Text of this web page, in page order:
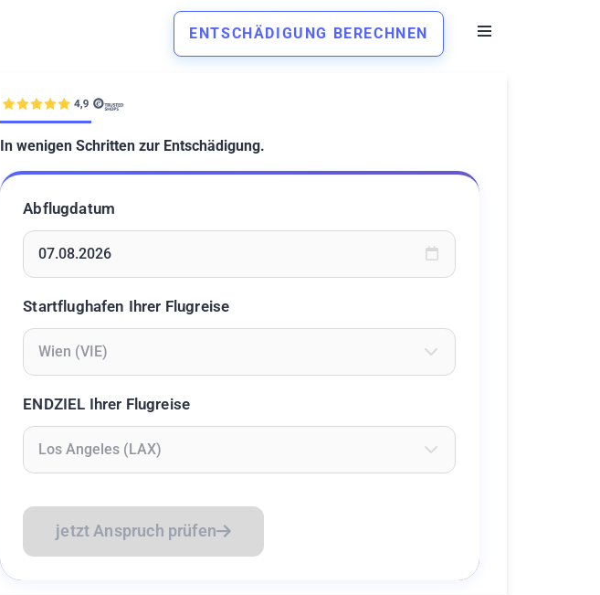
ENTSCHÄDIGUNG BERECHNEN
In wenigen Schritten zur Entschädigung.
Abflugdatum
Startflughafen Ihrer Flugreise
ENDZIEL Ihrer Flugreise
jetzt Anspruch prüfen